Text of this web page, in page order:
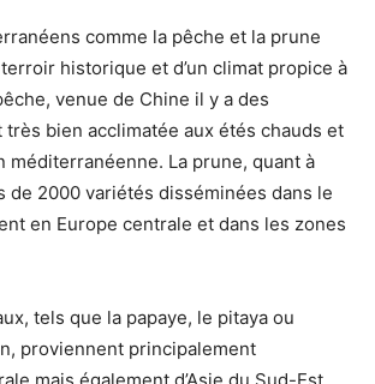
comme la pêche et la prune
historique et d’un climat propice à
venue de Chine il y a des
très bien acclimatée aux étés chauds et
méditerranéenne. La prune, quant à
de 2000 variétés disséminées dans le
en Europe centrale et dans les zones
tels que la papaye, le pitaya ou
proviennent principalement
mais également d’Asie du Sud-Est.